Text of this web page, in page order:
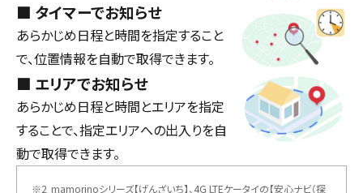
タイマーでお知らせ
あらかじめ日程と時間を指定すること
で、位置情報を自動で取得できます。
エリアでお知らせ
あらかじめ日程と時間とエリアを指定
することで、指定エリアへの出入りを自
動で取得できます。
※2 mamorinoシリーズ【げんざいち】、4G LTEケータイの【安心ナビ（探